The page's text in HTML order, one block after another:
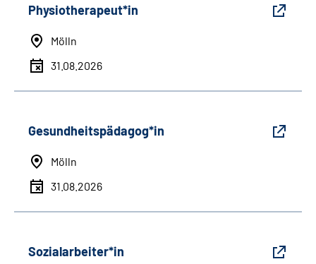
Physiotherapeut*in
Mölln
31.08.2026
Gesundheitspädagog*in
Mölln
31.08.2026
Sozialarbeiter*in